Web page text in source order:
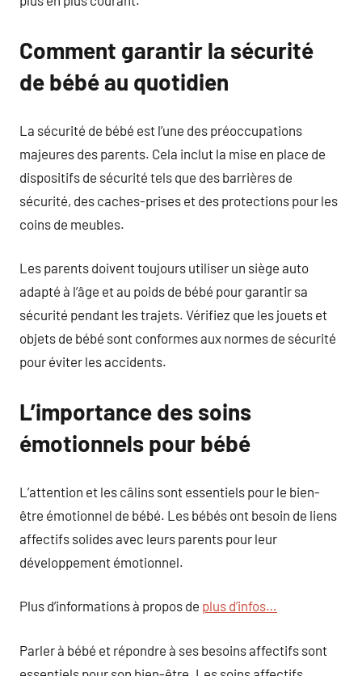
Comment garantir la sécurité
de bébé au quotidien
La sécurité de bébé est l’une des préoccupations
majeures des parents. Cela inclut la mise en place de
dispositifs de sécurité tels que des barrières de
sécurité, des caches-prises et des protections pour les
coins de meubles.
Les parents doivent toujours utiliser un siège auto
adapté à l’âge et au poids de bébé pour garantir sa
sécurité pendant les trajets. Vérifiez que les jouets et
objets de bébé sont conformes aux normes de sécurité
pour éviter les accidents.
L’importance des soins
émotionnels pour bébé
L’attention et les câlins sont essentiels pour le bien-
être émotionnel de bébé. Les bébés ont besoin de liens
affectifs solides avec leurs parents pour leur
développement émotionnel.
Plus d’informations à propos de plus d’infos…
Parler à bébé et répondre à ses besoins affectifs sont